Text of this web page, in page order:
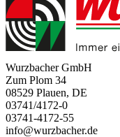
Wurzbacher GmbH
Zum Plom 34
08529 Plauen, DE
03741/4172-0
03741-4172-55
info@wurzbacher.de